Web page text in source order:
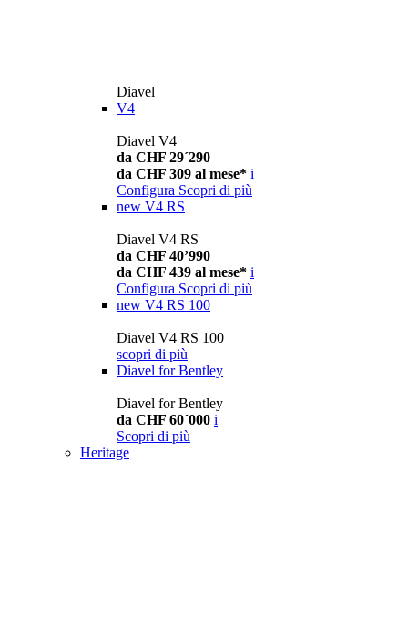
Diavel
V4
Diavel V4
da CHF 29´290
da CHF 309 al mese* i
Configura Scopri di più
new V4 RS
Diavel V4 RS
da CHF 40’990
da CHF 439 al mese* i
Configura Scopri di più
new V4 RS 100
Diavel V4 RS 100
scopri di più
Diavel for Bentley
Diavel for Bentley
da CHF 60´000 i
Scopri di più
Heritage